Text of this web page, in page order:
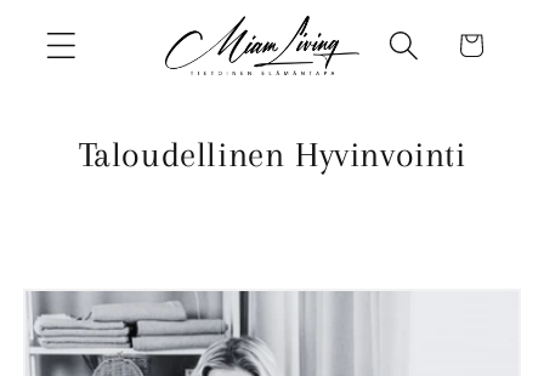
content
Cart
Taloudellinen Hyvinvointi